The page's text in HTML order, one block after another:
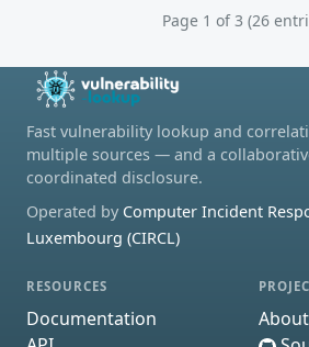
Page 1 of 3 (26
Fast vulnerability lookup and
multiple sources — and a
coordinated disclosure.
Operated by Computer Incident
Luxembourg (CIRCL)
RESOURCES
Documentation
About